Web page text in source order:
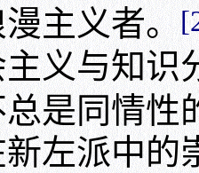
主义者。
与知识
是同情性
左派中的